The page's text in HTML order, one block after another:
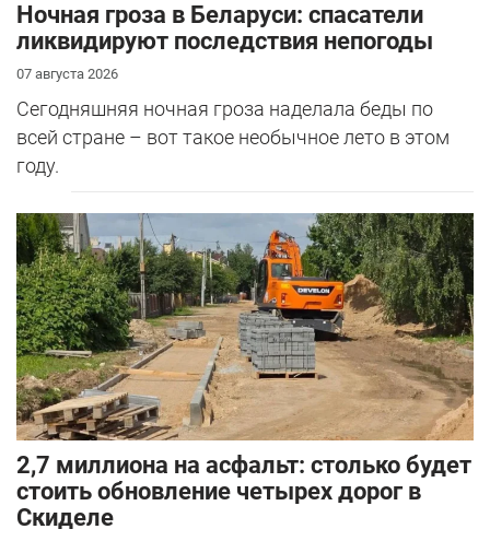
Ночная гроза в Беларуси: спасатели
ликвидируют последствия непогоды
07 августа 2026
Сегодняшняя ночная гроза наделала беды по
всей стране – вот такое необычное лето в этом
году.
2,7 миллиона на асфальт: столько будет
стоить обновление четырех дорог в
Скиделе